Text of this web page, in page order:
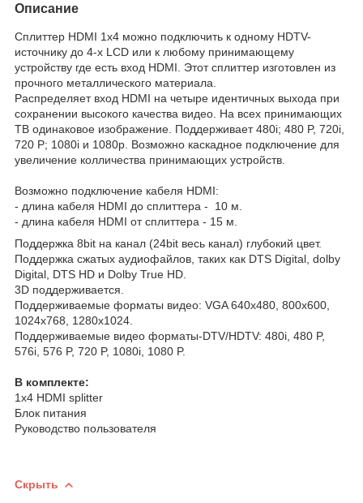
Описание
Сплиттер HDMI 1x4 можно подключить к одному HDTV-
источнику до 4-х LCD или к любому принимающему
устройству где есть вход HDMI. Этот сплиттер изготовлен из
прочного металлического материала.
Распределяет вход HDMI на четыре идентичных выхода при
сохранении высокого качества видео. На всех принимающих
ТВ одинаковое изображение. Поддерживает 480i; 480 P, 720i,
720 P; 1080i и 1080p. Возможно каскадное подключение для
увеличение колличества принимающих устройств.
Возможно подключение кабеля HDMI:
- длина кабеля HDMI до сплиттера - 10 м.
- длина кабеля HDMI от сплиттера - 15 м.
Поддержка 8bit на канал (24bit весь канал) глубокий цвет.
Поддержка сжатых аудиофайлов, таких как DTS Digital, dolby
Digital, DTS HD и Dolby True HD.
3D поддерживается.
Поддерживаемые форматы видео: VGA 640x480, 800x600,
1024x768, 1280x1024.
Поддерживаемые видео форматы-DTV/HDTV: 480i, 480 P,
576i, 576 P, 720 P, 1080i, 1080 P.
В комплекте:
1x4 HDMI splitter
Блок питания
Руководство пользователя
Скрыть